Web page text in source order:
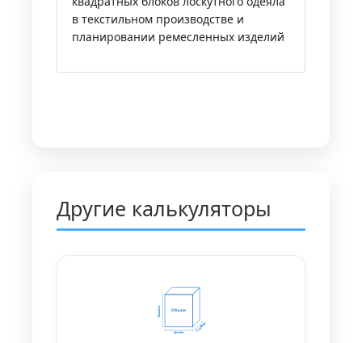
в текстильном производстве и
планировании ремесленных изделий
Другие калькуляторы